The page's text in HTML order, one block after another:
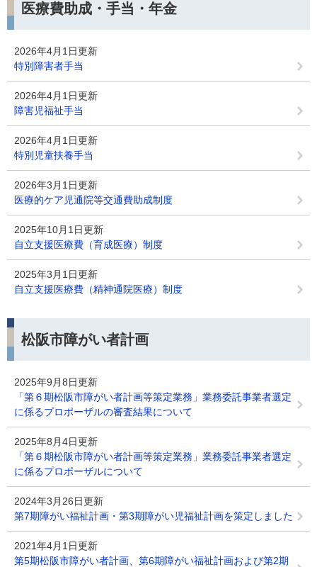
医療費助成・手当・年金
2026年4月1日更新
特別障害者手当
2026年4月1日更新
障害児福祉手当
2026年4月1日更新
特別児童扶養手当
2026年3月1日更新
医療的ケア児通院等交通費助成制度
2025年10月1日更新
自立支援医療費（育成医療）制度
2025年3月1日更新
自立支援医療費（精神通院医療）制度
松阪市障がい者計画
2025年9月8日更新
「第６期松阪市障がい者計画等策定業務」業務委託事業者選定
に係るプロポーザルの審査結果について
2025年8月4日更新
「第６期松阪市障がい者計画等策定業務」業務委託事業者選定
に係るプロポーザルについて
2024年3月26日更新
第7期障がい福祉計画・第3期障がい児福祉計画を策定しました
2021年4月1日更新
第5期松阪市障がい者計画、第6期障がい福祉計画および第2期